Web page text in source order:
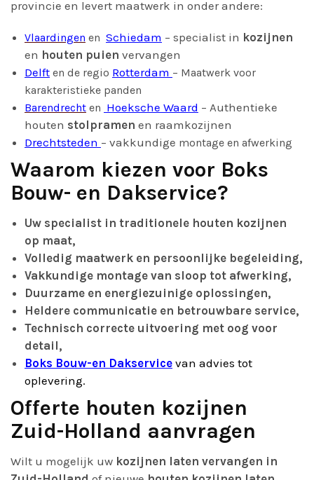
provincie en levert maatwerk in onder andere:
Vlaardingen en Schiedam – specialist in kozijnen
en houten puien vervangen
Delft en de regio Rotterdam – Maatwerk voor
karakteristieke panden
Barendrecht en Hoeksche Waard – Authentieke
houten stolpramen en raamkozijnen
Drechtsteden – vakkundige montage en afwerking
Waarom kiezen voor Boks
Bouw- en Dakservice?
Uw specialist in traditionele houten kozijnen
op maat,
Volledig maatwerk en persoonlijke begeleiding,
Vakkundige montage van sloop tot afwerking,
Duurzame en energiezuinige oplossingen,
Heldere communicatie en betrouwbare service,
Technisch correcte uitvoering met oog voor
detail,
Boks Bouw-en Dakservice van advies tot
oplevering.
Offerte houten kozijnen
Zuid-Holland aanvragen
Wilt u mogelijk uw kozijnen laten vervangen in